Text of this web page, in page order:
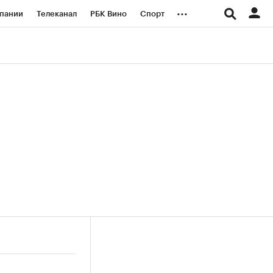
Телеканал РБК Вино Спорт ...